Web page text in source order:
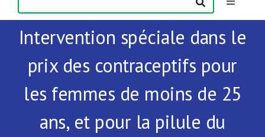
Toggle
Actualités
Publications
Intervention spéciale dans le
prix des contraceptifs pour
les femmes de moins de 25
ans, et pour la pilule du